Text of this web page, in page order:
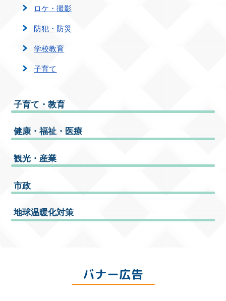
ロケ・撮影
防犯・防災
学校教育
子育て
子育て・教育
健康・福祉・医療
観光・産業
市政
地球温暖化対策
バナー広告